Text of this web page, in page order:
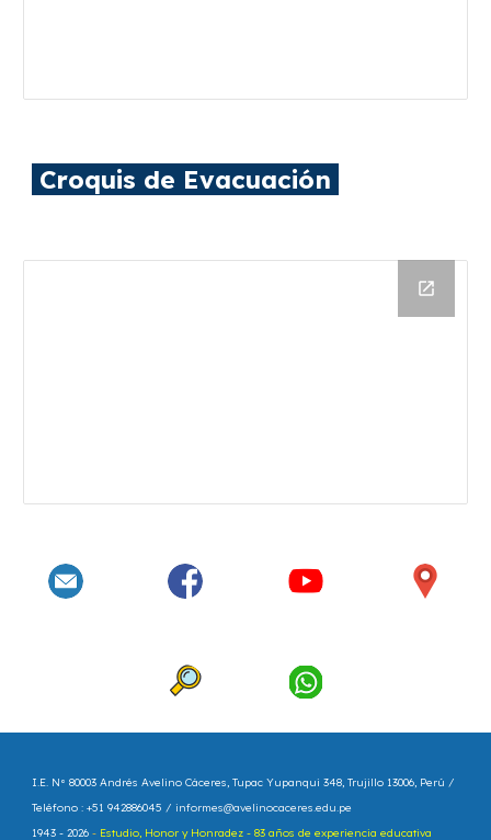
Croquis de Evacuación
I.E. N° 80003 Andrés Avelino Cáceres, Tupac Yupanqui 348, Trujillo 13006, Perú /
Teléfono : +51 942886045 /informes@avelinocaceres.edu.pe
1943 - 2026- Estudio, Honor y Honradez - 83 años de experiencia educativa